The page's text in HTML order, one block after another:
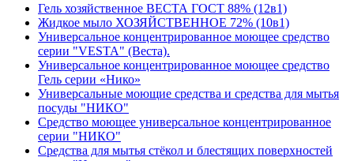
Гель хозяйственное ВЕСТА ГОСТ 88% (12в1)
Жидкое мыло ХОЗЯЙСТВЕННОЕ 72% (10в1)
Универсальное концентрированное моющее средство
серии "VESTA" (Веста).
Универсальное концентрированное моющее средство
Гель серии «Нико»
Универсальные моющие средства и средства для мытья
посуды "НИКО"
Средство моющее универсальное концентрированное
серии "НИКО"
Средства для мытья стёкол и блестящих поверхностей